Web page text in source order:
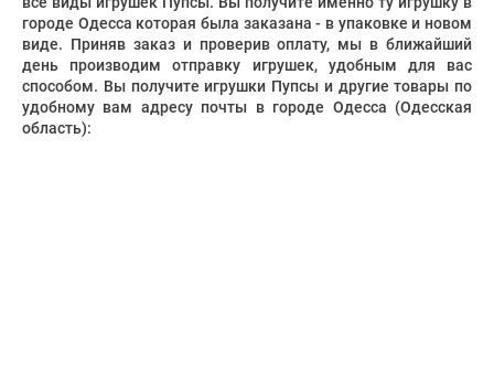
городе Одесса которая была заказана - в упаковке и новом
виде. Приняв заказ и проверив оплату, мы в ближайший
день производим отправку игрушек, удобным для вас
способом. Вы получите игрушки Пупсы и другие товары по
удобному вам адресу почты в городе Одесса (Одесская
область):